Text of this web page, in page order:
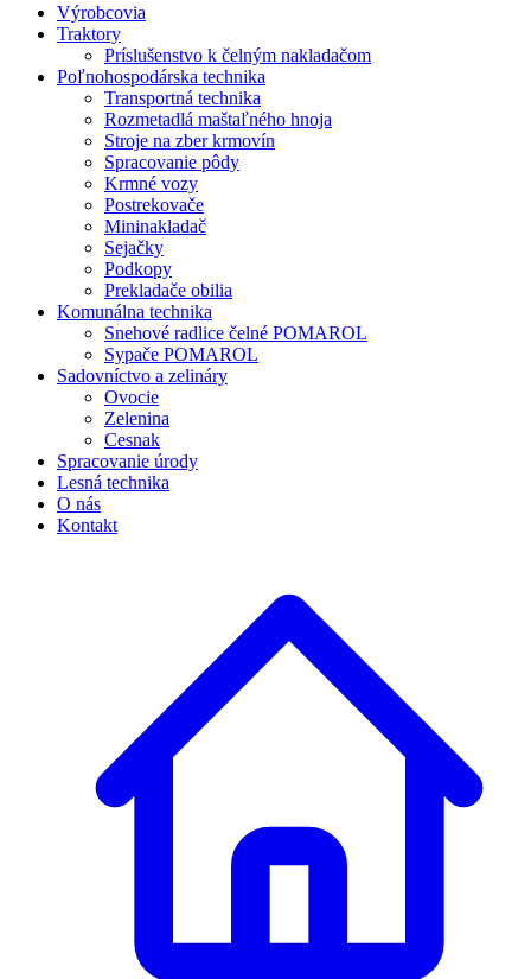
Výrobcovia
Traktory
Príslušenstvo k čelným nakladačom
Poľnohospodárska technika
Transportná technika
Rozmetadlá maštaľného hnoja
Stroje na zber krmovín
Spracovanie pôdy
Krmné vozy
Postrekovače
Mininakladač
Sejačky
Podkopy
Prekladače obilia
Komunálna technika
Snehové radlice čelné POMAROL
Sypače POMAROL
Sadovníctvo a zelináry
Ovocie
Zelenina
Cesnak
Spracovanie úrody
Lesná technika
O nás
Kontakt